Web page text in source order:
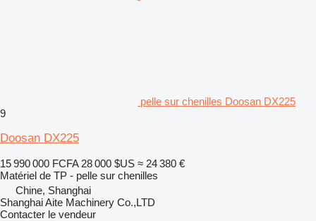
pelle sur chenilles Doosan DX225
9
Doosan DX225
15 990 000 FCFA 28 000 $US ≈ 24 380 €
Matériel de TP - pelle sur chenilles
Chine, Shanghai
Shanghai Aite Machinery Co.,LTD
Contacter le vendeur